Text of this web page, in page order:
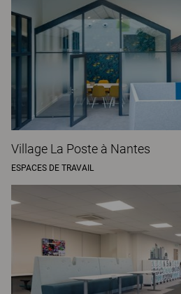
Village La Poste à Nantes
ESPACES DE TRAVAIL